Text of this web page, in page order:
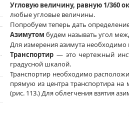
Угловую величину, равную 1/360
любые угловые величины.
Попробуем теперь дать
Азимутом будем называть угол
Для измерения азимута
Транспортир— это чертежный
градусной шкалой.
Транспортир необходимо
прямую из центра транспортира на
(рис. 113.)Для облегчения взятия